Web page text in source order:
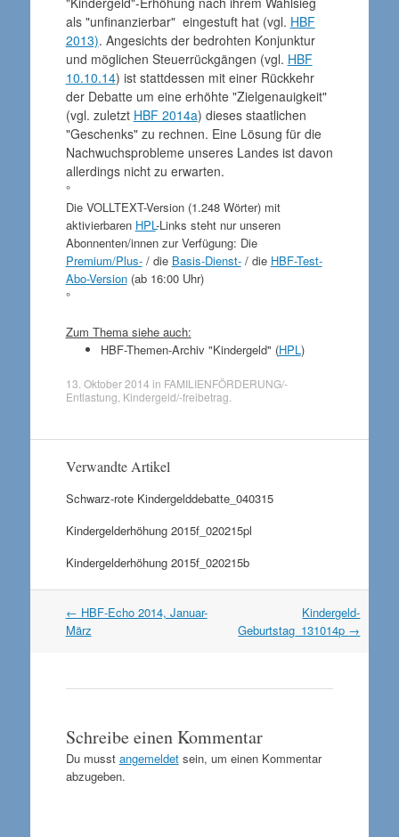
als "unfinanzierbar" eingestuft hat (vgl. HBF
2013). Angesichts der bedrohten Konjunktur
und möglichen Steuerrückgängen (vgl. HBF
10.10.14) ist stattdessen mit einer Rückkehr
der Debatte um eine erhöhte "Zielgenauigkeit"
(vgl. zuletzt HBF 2014a) dieses staatlichen
"Geschenks" zu rechnen. Eine Lösung für die
Nachwuchsprobleme unseres Landes ist davon
allerdings nicht zu erwarten.
°
Die VOLLTEXT-Version (1.248 Wörter) mit
aktivierbaren HPL-Links steht nur unseren
Abonnenten/innen zur Verfügung: Die
Premium/Plus-/ die Basis-Dienst-/ die HBF-Test-
Abo-Version(ab 16:00 Uhr)
°
Zum Thema siehe auch:
HBF-Themen-Archiv "Kindergeld" (HPL )
13. Oktober 2014 in FAMILIENFÖRDERUNG/-
Entlastung Kindergeld/-freibetrag
Verwandte Artikel
Schwarz-rote Kindergelddebatte_040315
Kindergelderhöhung 2015f_020215pl
Kindergelderhöhung 2015f_020215b
Artikel
Navigation
← HBF-Echo 2014, Januar-
März
Kindergeld-
Geburtstag_131014p →
Schreibe einen Kommentar
Du musst angemeldetsein, um einen Kommentar
abzugeben.